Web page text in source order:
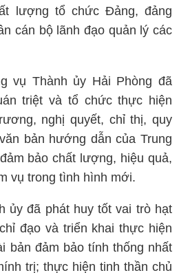
lượng tổ chức Đảng, đảng
cán bộ lãnh đạo quản lý các
vụ Thành ủy Hải Phòng đã
triệt và tổ chức thực hiện
nghị quyết, chỉ thị, quy
bản hướng dẫn của Trung
bảo chất lượng, hiệu quả,
vụ trong tình hình mới.
ủy đã phát huy tốt vai trò hạt
đạo và triển khai thực hiện
bản đảm bảo tính thống nhất
trị; thực hiện tinh thần chủ